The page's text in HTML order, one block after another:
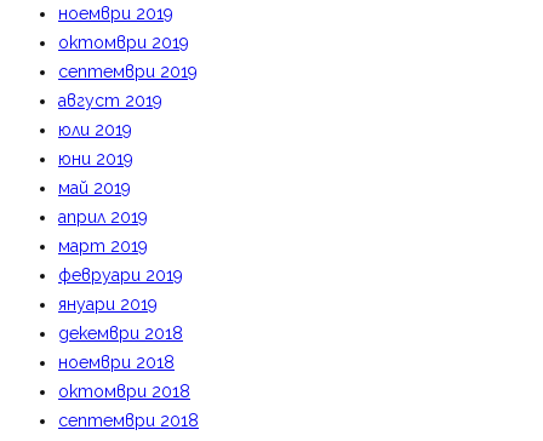
ноември 2019
октомври 2019
септември 2019
август 2019
юли 2019
юни 2019
май 2019
април 2019
март 2019
февруари 2019
януари 2019
декември 2018
ноември 2018
октомври 2018
септември 2018